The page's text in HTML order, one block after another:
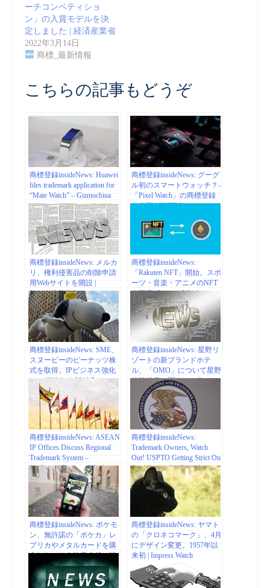
ーチコンペティショ
ン」の入賞モデルを決
定しました | 経済産業省
2022年3月14日
商標_最新情報
こちらの記事もどうぞ
商標登録insideNews: Huawei
files trademark application for
“Mate Watch” – Gizmochina
商標登録insideNews: グーグ
ル初のスマートウォッチ？–
「Pixel Watch」の商標登録
を出願 | CNET Japan
商標登録insideNews: メルカ
リ、権利侵害品の削除申請
用Webサイトを開設 |
Impress Watch
商標登録insideNews:
「Rakuten NFT」開始。スポ
ーツ・音楽・アニメのNFT
を販売 | Impress Watch
商標登録insideNews: SME、
スヌーピーのピーナッツ株
式を取得。IPビジネス強化
へ – AV Watch 2018.5
商標登録insideNews: 星野リ
ゾートの新ブランドホテ
ル、「OMO」について星野
佳路代表に聞く – トラベル
Watch
商標登録insideNews: ASEAN
IP Offices Discuss Regional
Trademark System –
Intellectual Property Watch
商標登録insideNews:
Trademark Owners, Watch
Out! USPTO Getting Strict On
Specimens – Intellectual
Property – United States
商標登録insideNews: ポケモ
ン、無許諾の「ポケカ」レ
プリカやメタルカードを購
入しないよう注意喚起。該
当する品物は法的措置を検
討 | HOBBY Watch
商標登録insideNews: ヤマト
の「クロネコマーク」、4月
にデザイン変更。1957年以
来初 | Impress Watch